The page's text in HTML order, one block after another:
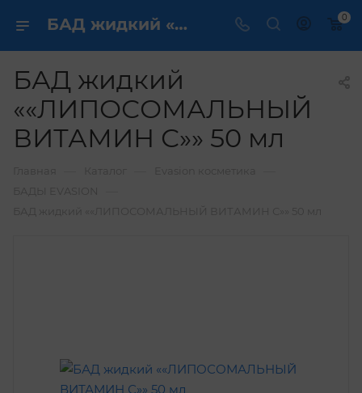
БАД жидкий ««ЛИПОСОМАЛЬНЫЙ ВИТАМИН С»» 50 мл купить по выгодной цене в интернет магазине 0
БАД жидкий
««ЛИПОСОМАЛЬНЫЙ
ВИТАМИН С»» 50 мл